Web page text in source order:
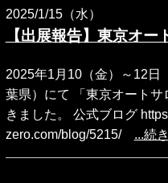
2025/1/15（水）
【出展報告】東京オー
2025年1月10（金）～12日
葉県）にて 「東京オート
きました。 公式ブログ
zero.com/blog/5215/ ...続